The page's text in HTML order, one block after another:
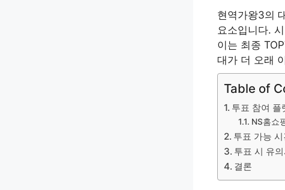
현역가왕3의
요소입니다.
이는 최종
대가 더 오래
Table of
투표 참여 플
NS홈쇼
투표 가능
투표 시 유
결론